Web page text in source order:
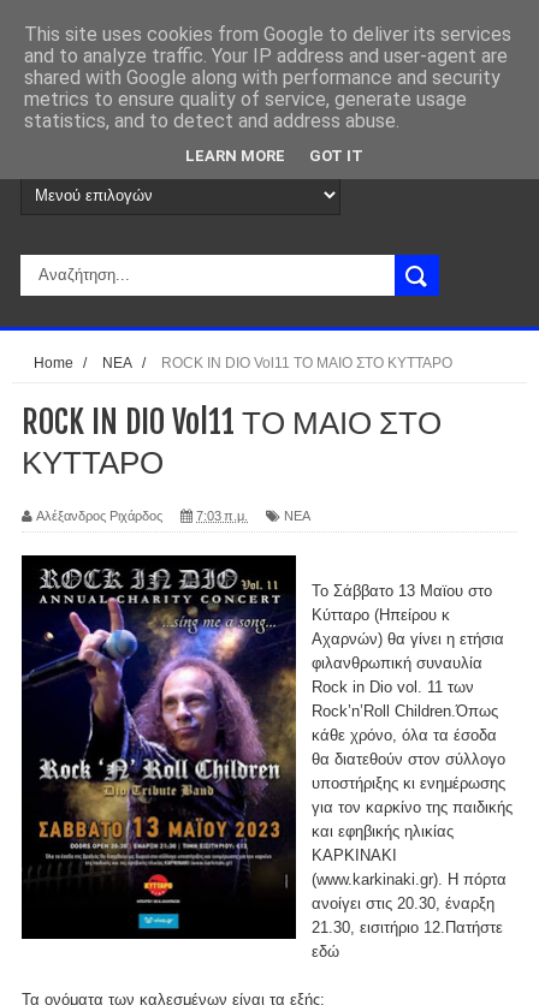
Home / ΝΕΑ / ROCK IN DIO Vol11 ΤΟ ΜΑΙΟ ΣΤΟ ΚΥΤΤΑΡΟ
ROCK IN DIO Vol11 ΤΟ ΜΑΙΟ ΣΤΟ
ΚΥΤΤΑΡΟ
Αλέξανδρος Ριχάρδος 7:03 π.μ. ΝΕΑ
Το Σάββατο 13 Μαϊου στο
Κύτταρο (Ηπείρου κ
Αχαρνών) θα γίνει η ετήσια
φιλανθρωπική συναυλία
Rock in Dio vol. 11 των
Rock’n’Roll Children.Όπως
κάθε χρόνο, όλα τα έσοδα
θα διατεθούν στον σύλλογο
υποστήριξης κι ενημέρωσης
για τον καρκίνο της παιδικής
και εφηβικής ηλικίας
ΚΑΡΚΙΝΑΚΙ
(www.karkinaki.gr). Η πόρτα
ανοίγει στις 20.30, έναρξη
21.30, εισιτήριο 12.Πατήστε
εδώ
Τα ονόματα των καλεσμένων είναι τα εξής:
This site uses cookies from Google to deliver its services
and to analyze traffic. Your IP address and user-agent are
shared with Google along with performance and security
metrics to ensure quality of service, generate usage
statistics, and to detect and address abuse.
LEARN MORE GOT IT